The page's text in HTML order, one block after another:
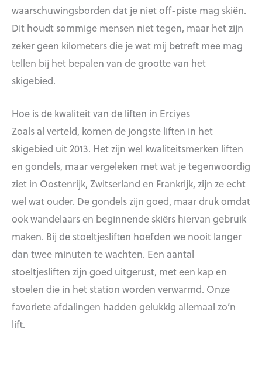
waarschuwingsborden dat je niet off-piste mag skiën.
Dit houdt sommige mensen niet tegen, maar het zijn
zeker geen kilometers die je wat mij betreft mee mag
tellen bij het bepalen van de grootte van het
skigebied.
Hoe is de kwaliteit van de liften in Erciyes
Zoals al verteld, komen de jongste liften in het
skigebied uit 2013. Het zijn wel kwaliteitsmerken liften
en gondels, maar vergeleken met wat je tegenwoordig
ziet in Oostenrijk, Zwitserland en Frankrijk, zijn ze echt
wel wat ouder. De gondels zijn goed, maar druk omdat
ook wandelaars en beginnende skiërs hiervan gebruik
maken. Bij de stoeltjesliften hoefden we nooit langer
dan twee minuten te wachten. Een aantal
stoeltjesliften zijn goed uitgerust, met een kap en
stoelen die in het station worden verwarmd. Onze
favoriete afdalingen hadden gelukkig allemaal zo’n
lift.